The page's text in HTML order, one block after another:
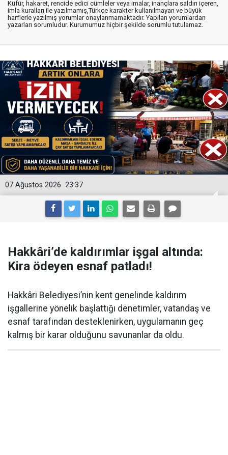
Küfür, hakaret, rencide edici cümleler veya imalar, inançlara saldırı içeren,
imla kuralları ile yazılmamış,Türkçe karakter kullanılmayan ve büyük
harflerle yazılmış yorumlar onaylanmamaktadır. Yapılan yorumlardan
yazarları sorumludur. Kurumumuz hiçbir şekilde sorumlu tutulamaz.
23:37
07 Ağustos 2026
Hakkâri’de kaldırımlar işgal altında:
Kira ödeyen esnaf patladı!
Hakkâri Belediyesi’nin kent genelinde kaldırım
işgallerine yönelik başlattığı denetimler, vatandaş ve
esnaf tarafından desteklenirken, uygulamanın geç
kalmış bir karar olduğunu savunanlar da oldu.